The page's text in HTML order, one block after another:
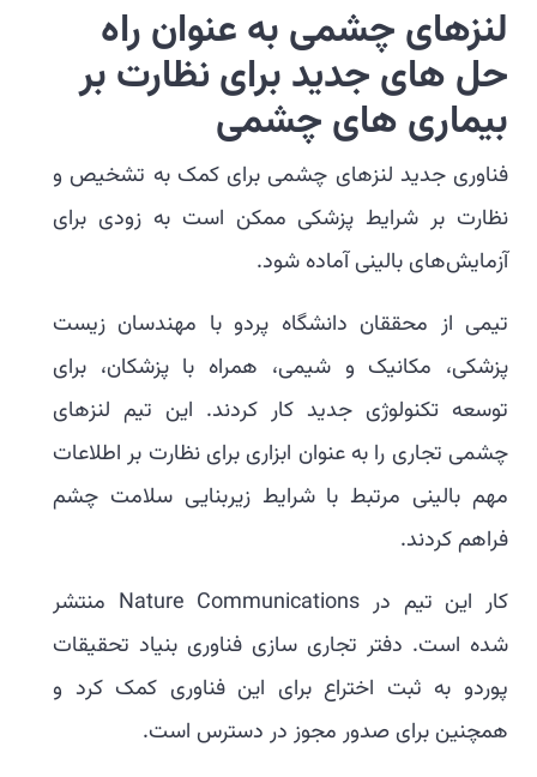
لنزهای چشمی به عنوان راه
حل های جدید برای نظارت بر
بیماری های چشمی
فناوری جدید لنزهای چشمی برای کمک به تشخیص و
نظارت بر شرایط پزشکی ممکن است به زودی برای
آزمایش‌های بالینی آماده شود.
تیمی از محققان دانشگاه پردو با مهندسان زیست
پزشکی، مکانیک و شیمی، همراه با پزشکان، برای
توسعه تکنولوژی جدید کار کردند. این تیم لنزهای
چشمی تجاری را به عنوان ابزاری برای نظارت بر اطلاعات
مهم بالینی مرتبط با شرایط زیربنایی سلامت چشم
فراهم کردند.
کار این تیم در Nature Communications منتشر
شده است. دفتر تجاری سازی فناوری بنیاد تحقیقات
پوردو به ثبت اختراع برای این فناوری کمک کرد و
همچنین برای صدور مجوز در دسترس است.